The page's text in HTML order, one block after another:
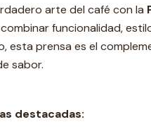
arte del café con la
funcionalidad,
esta prensa es el
sabor.
destacadas: